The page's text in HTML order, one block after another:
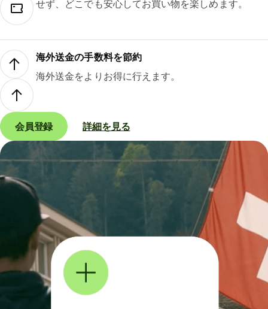
せず、どこでも安心してお買い物を楽しめます。
海外送金の手数料を節約
海外送金をよりお得に行えます。
会員登録 詳細を見る